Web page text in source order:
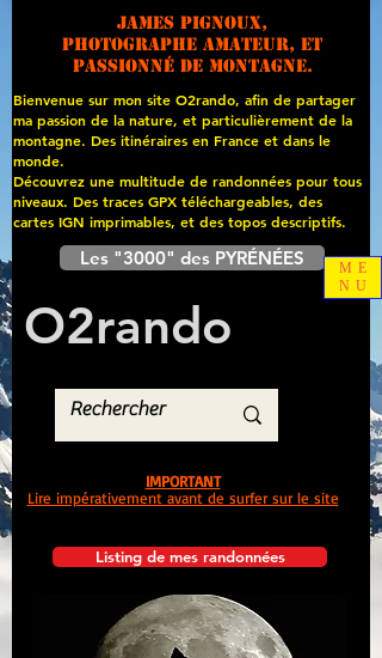
James PIGNOUX,
photographe amateur, et
passionné de montagne.
Bienvenue sur mon site O2rando, afin de partager
ma passion de la nature, et particulièrement de la
montagne. Des itinéraires en France et dans le
monde.
Découvrez une multitude de randonnées pour tous
niveaux. Des traces GPX téléchargeables, des
cartes IGN imprimables, et des topos descriptifs.
Les "3000" des PYRÉNÉES
O2rando
Listing de mes randonnées
IMPORTANT
Lire impérativement avant de surfer sur le site
ME
NU